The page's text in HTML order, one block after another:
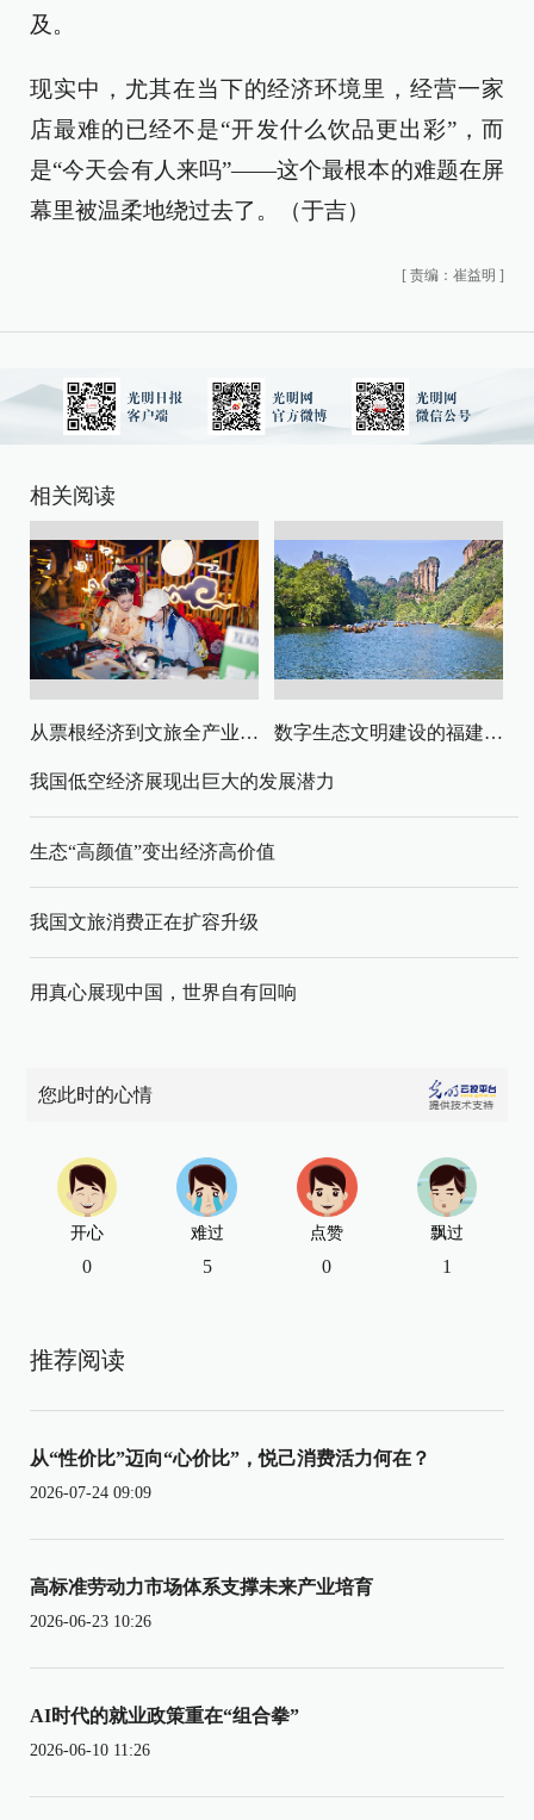
及。
现实中，尤其在当下的经济环境里，经营一家
店最难的已经不是“开发什么饮品更出彩”，而
是“今天会有人来吗”——这个最根本的难题在屏
幕里被温柔地绕过去了。（于吉）
[ 责编：崔益明 ]
相关阅读
从票根经济到文旅全产业链升级 数字生态文明建设的福建路径与启示
我国低空经济展现出巨大的发展潜力
生态“高颜值”变出经济高价值
我国文旅消费正在扩容升级
用真心展现中国，世界自有回响
您此时的心情
开心
0
难过
5
点赞
0
飘过
1
推荐阅读
从“性价比”迈向“心价比”，悦己消费活力何在？
2026-07-24 09:09
高标准劳动力市场体系支撑未来产业培育
2026-06-23 10:26
AI时代的就业政策重在“组合拳”
2026-06-10 11:26